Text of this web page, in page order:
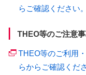
らご確認ください。
THEO等のご注意
THEO等のご利用
らからご確認くだ